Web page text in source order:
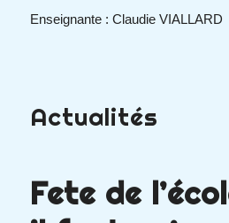
Enseignante : Claudie VIALLARD
Actualités
Fete de